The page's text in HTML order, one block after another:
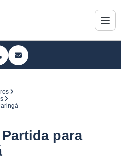
para